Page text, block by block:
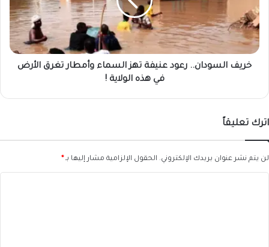
السماء
وأمطار
تغرق
الأرض
فيخريف السودان.. رعود عنيفة تهز السماء وأمطار تغرق الأرض
في هذه الولاية !
اترك تعليقاً
لن يتم نشر عنوان بريدك الإلكتروني. الحقول الإلزامية مشار إليها بـ*